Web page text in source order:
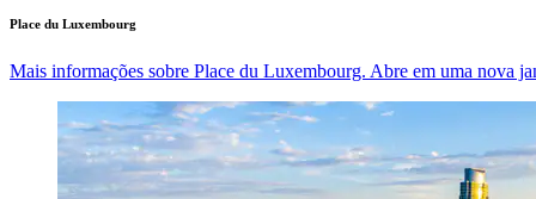
Place du Luxembourg
Mais informações sobre Place du Luxembourg. Abre em uma nova